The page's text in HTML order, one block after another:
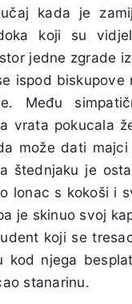
kada je
koji su
jedne zgrade
ispod biskupove
Među
vrata pokucala
može dati majci
štednjaku je
lonac s kokoši i
je skinuo svoj
koji se
kod njega
stanarinu.